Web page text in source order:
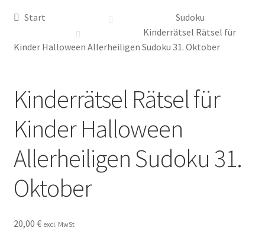
Cookie-Richtlinie (EU)
Echtheit von Bewertungen
FAQ
Impressum
Kasse
Kontakt
Start
Sudoku
Kinderrätsel Rätsel für
Kinder Halloween Allerheiligen Sudoku 31. Oktober
Kinderrätsel Rätsel für
Kinder Halloween
Allerheiligen Sudoku 31.
Oktober
20,00 € excl. MwSt